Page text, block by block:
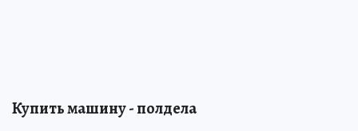
Купить машину - полдела